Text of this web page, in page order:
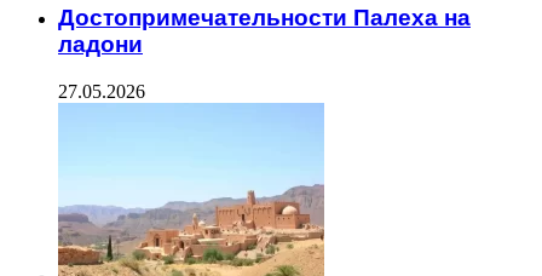
Достопримечательности Палеха на
ладони
27.05.2026